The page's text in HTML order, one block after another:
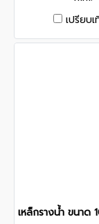
เปรียบ
เหล็กรางน้ำ ขนา